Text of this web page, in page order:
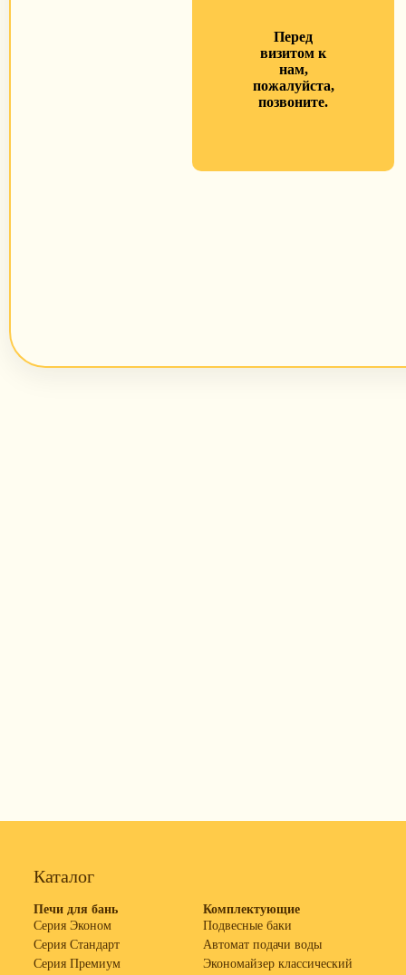
Перед
визитом к
нам,
пожалуйста,
позвоните.
Каталог
Печи для бань
Серия Эконом
Серия Стандарт
Серия Премиум
Комплектующие
Подвесные баки
Автомат подачи воды
Экономайзер классический